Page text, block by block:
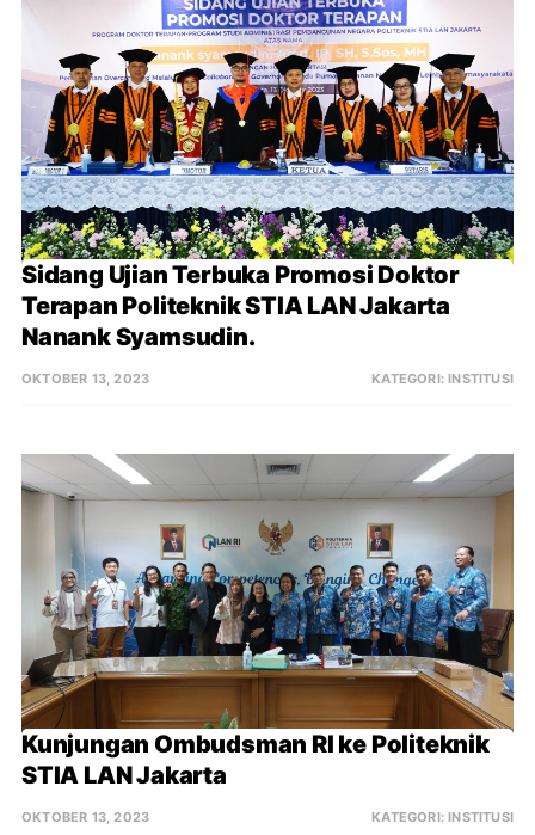
Sidang Ujian Terbuka Promosi Doktor
Terapan Politeknik STIA LAN Jakarta
Nanank Syamsudin.
OKTOBER 13, 2023 KATEGORI:INSTITUSI
Kunjungan Ombudsman RI ke Politeknik
STIA LAN Jakarta
OKTOBER 13, 2023 KATEGORI:INSTITUSI